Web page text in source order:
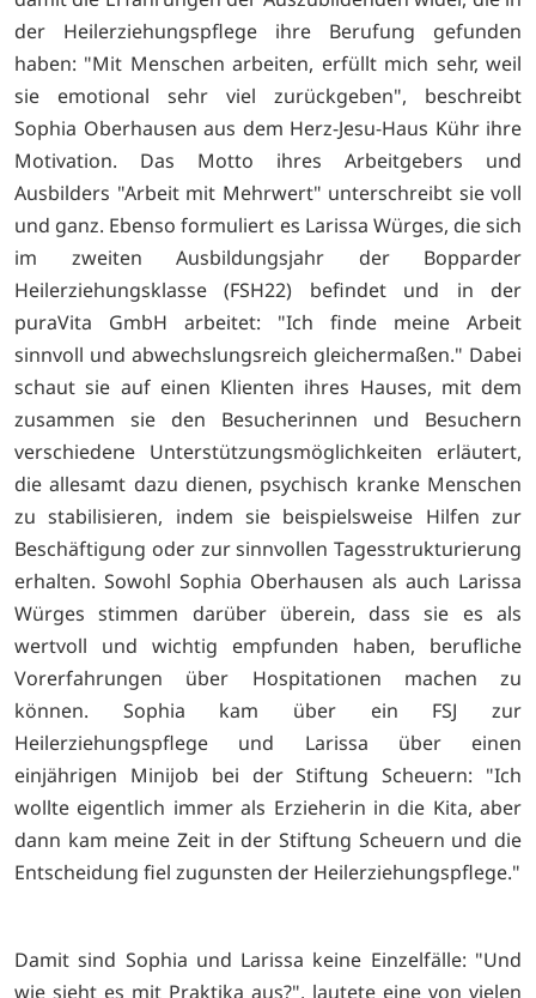
der Heilerziehungspflege ihre Berufung gefunden
haben: "Mit Menschen arbeiten, erfüllt mich sehr, weil
sie emotional sehr viel zurückgeben", beschreibt
Sophia Oberhausen aus dem Herz-Jesu-Haus Kühr ihre
Motivation. Das Motto ihres Arbeitgebers und
Ausbilders "Arbeit mit Mehrwert" unterschreibt sie voll
und ganz. Ebenso formuliert es Larissa Würges, die sich
im zweiten Ausbildungsjahr der Bopparder
Heilerziehungsklasse (FSH22) befindet und in der
puraVita GmbH arbeitet: "Ich finde meine Arbeit
sinnvoll und abwechslungsreich gleichermaßen." Dabei
schaut sie auf einen Klienten ihres Hauses, mit dem
zusammen sie den Besucherinnen und Besuchern
verschiedene Unterstützungsmöglichkeiten erläutert,
die allesamt dazu dienen, psychisch kranke Menschen
zu stabilisieren, indem sie beispielsweise Hilfen zur
Beschäftigung oder zur sinnvollen Tagesstrukturierung
erhalten. Sowohl Sophia Oberhausen als auch Larissa
Würges stimmen darüber überein, dass sie es als
wertvoll und wichtig empfunden haben, berufliche
Vorerfahrungen über Hospitationen machen zu
können. Sophia kam über ein FSJ zur
Heilerziehungspflege und Larissa über einen
einjährigen Minijob bei der Stiftung Scheuern: "Ich
wollte eigentlich immer als Erzieherin in die Kita, aber
dann kam meine Zeit in der Stiftung Scheuern und die
Entscheidung fiel zugunsten der Heilerziehungspflege."
Damit sind Sophia und Larissa keine Einzelfälle: "Und
wie sieht es mit Praktika aus?", lautete eine von vielen